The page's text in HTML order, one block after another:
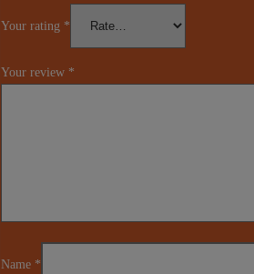
Your rating *
Your review *
Name *